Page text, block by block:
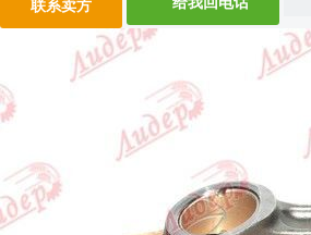
联系卖方